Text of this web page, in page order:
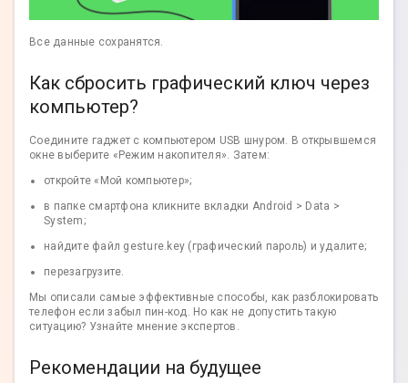
Все данные сохранятся.
Как сбросить графический ключ через
компьютер?
Соедините гаджет с компьютером USB шнуром. В открывшемся
окне выберите «Режим накопителя». Затем:
откройте «Мой компьютер»;
в папке смартфона кликните вкладки Android > Data >
System;
найдите файл gesture.key (графический пароль) и удалите;
перезагрузите.
Мы описали самые эффективные способы, как разблокировать
телефон если забыл пин-код. Но как не допустить такую
ситуацию? Узнайте мнение экспертов.
Рекомендации на будущее